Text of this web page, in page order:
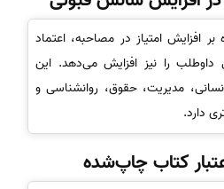
افزایش امتیاز در مصاحبه، اعتماد
داوطلب را نیز افزایش می‌دهد. این
مدیریت، حقوق، روانشناسی و
دارد.
کتاب چاپ‌شده